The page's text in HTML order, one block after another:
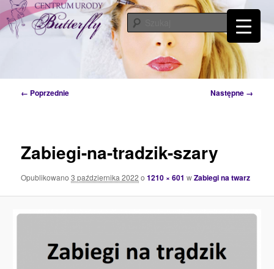
Przeskocz
do
tekstu
Centrum Urody Butterfly – Katowice
Tylko od Ciebie zależy kiedy zaczniesz o siebie dbać. Przyjdź a my Ci w tym
pomożemy…
Nawigacja
← Poprzednie Następne →
Zabiegi-na-tradzik-szary
Opublikowano3 października 2022 o1210 × 601 wZabiegi na twarz